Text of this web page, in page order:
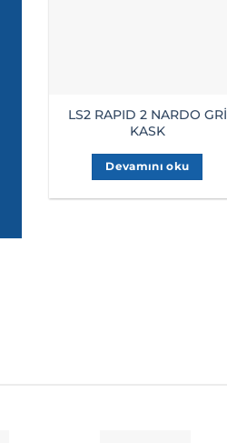
LS2 RAPID 2 NARDO GRİ
KASK
Devamını oku